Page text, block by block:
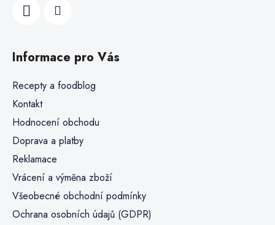
Informace pro Vás
Recepty a foodblog
Kontakt
Hodnocení obchodu
Doprava a platby
Reklamace
Vrácení a výměna zboží
Všeobecné obchodní podmínky
Ochrana osobních údajů (GDPR)